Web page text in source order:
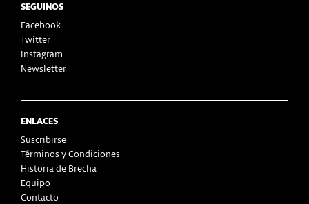
SEGUINOS
Facebook
Twitter
Instagram
Newsletter
ENLACES
Suscribirse
Términos y Condiciones
Historia de Brecha
Equipo
Contacto